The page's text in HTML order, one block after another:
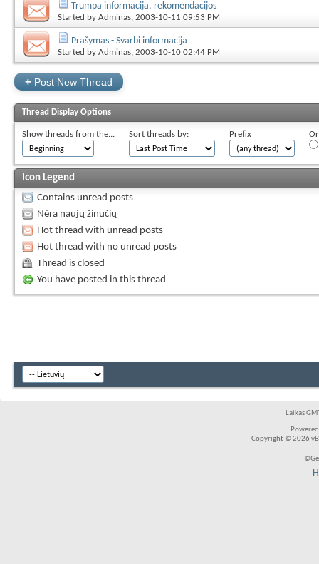
Trumpa informacija, rekomendacijos
Started by Adminas, 2003-10-11 09:53 PM
Prašymas - Svarbi informacija
Started by Adminas, 2003-10-10 02:44 PM
+ Post New Thread
Thread Display Options
Show threads from the... Sort threads by: Prefix
Icon Legend
Contains unread posts
Nėra naujų žinučių
Hot thread with unread posts
Hot thread with no unread posts
Thread is closed
You have posted in this thread
Laikas
Copyright © 2026